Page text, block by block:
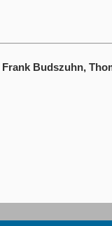
Budszuhn,